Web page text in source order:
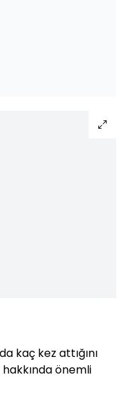
kaç kez attığını
önemli